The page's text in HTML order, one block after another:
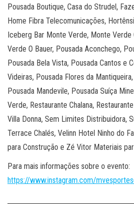
Pousada Boutique, Casa do Strudel,
Home Fibra Telecomunicações,
Iceberg Bar Monte Verde, Monte Verde
Verde O Bauer, Pousada Aconchego,
Pousada Bela Vista, Pousada Cantos e
Videiras, Pousada Flores da
Pousada Mandevile, Pousada Suíça
Verde, Restaurante Chalana,
Villa Donna, Sem Limites Distribuidora,
Terrace Chalés, Velinn Hotel Ninho do
para Construção e Zé Vitor Materiais
Para mais informações sobre o evento:
https://www.instagram.com/